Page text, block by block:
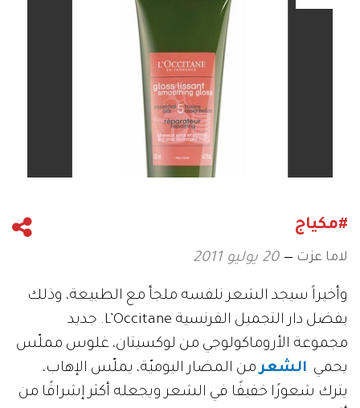
#مكياج
لاما عزت 20 يوليو 2011
وأخيراً سيجد الشعر نلفسه ملجأ مع الطبيعة، وذلك
بفضل دار التجميل الفرنسية L’Occitane. جديد
مجموعة الأروماكولوجي من لوكسيتان، غلوس مملّس
يحمي الشعرمن المضار اليوميّة، يملّس الإهاب،
يترك شعورًا خفيفًا في الشعر ويجعله أكثر إشراقًا من